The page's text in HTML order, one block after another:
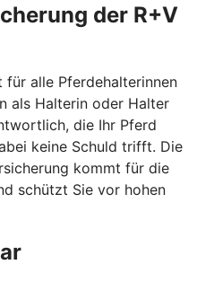
der R+V
alle Pferdehalterinnen
als Halterin oder Halter
die Ihr Pferd
keine Schuld trifft. Die
kommt für die
schützt Sie vor hohen